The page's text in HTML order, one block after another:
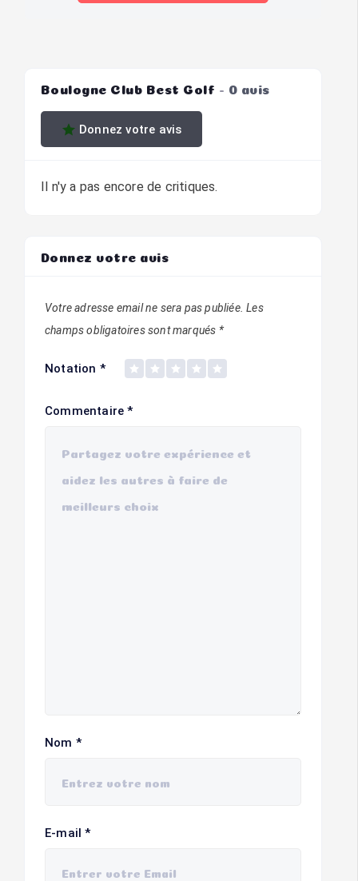
Boulogne Club Best Golf 0 avis
Donnez votre avis
Il n'y a pas encore de critiques.
Donnez votre avis
Votre adresse email ne sera pas publiée. Les
champs obligatoires sont marqués *
Notation *
Commentaire*
Nom *
E-mail*